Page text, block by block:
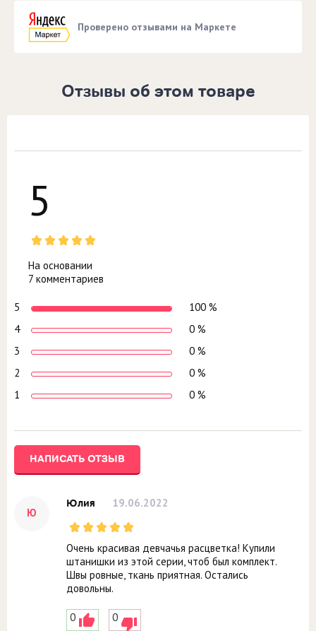
Проверено отзывами на Маркете
Отзывы об этом товаре
5
На основании
7 комментариев
5
100 %
4
0 %
3
0 %
2
0 %
1
0 %
НАПИСАТЬ ОТЗЫВ
Ю
Юлия 19.06.2022
Очень красивая девчачья расцветка! Купили
штанишки из этой серии, чтоб был комплект.
Швы ровные, ткань приятная. Остались
довольны.
0 0